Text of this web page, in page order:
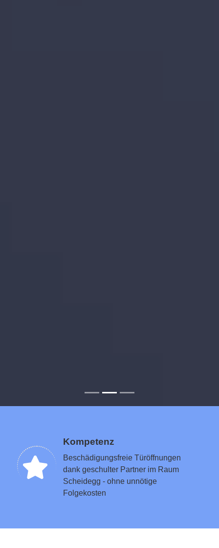
Kompetenz
Beschädigungsfreie Türöffnungen
dank geschulter Partner im Raum
Scheidegg - ohne unnötige
Folgekosten